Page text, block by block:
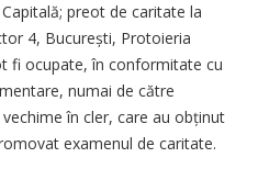
preot de caritate la
4, București, Protoieria
fi ocupate, în conformitate cu
numai de către
în cler, care au obținut
examenul de caritate.